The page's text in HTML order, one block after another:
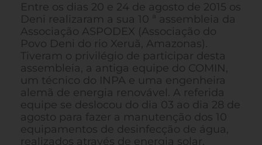
Entre os dias 20 e 24 de agosto de 2015 os
Deni realizaram a sua 10 ª assembleia da
Associação ASPODEX (Associação do
Povo Deni do rio Xeruã, Amazonas).
Tiveram o privilégio de participar desta
assembleia, a antiga equipe do COMIN,
um técnico do INPA e uma engenheira
alemã de energia renovável. A referida
equipe se deslocou do dia 03 ao dia 28 de
agosto para fazer a manutenção dos 10
equipamentos de desinfecção de água,
realizados através de energia solar,